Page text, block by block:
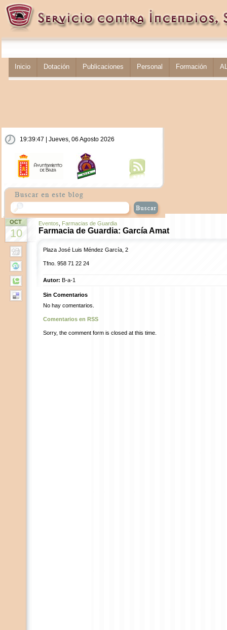
Inicio Dotación Publicaciones Personal Formación
19:39:47 | Jueves, 06 Agosto 2026
OCT
10
Eventos Farmacias de Guardia
Farmacia de Guardia: García Amat
Plaza José Luis Méndez García, 2
Tfno. 958 71 22 24
Autor: B-a-1
Sin Comentarios
No hay comentarios.
Comentarios en RSS
Sorry, the comment form is closed at this time.